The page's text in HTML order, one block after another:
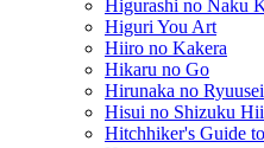
Higurashi no Naku
Higuri You Art
Hiiro no Kakera
Hikaru no Go
Hirunaka no Ryuusei
Hisui no Shizuku
Hitchhiker's Guide